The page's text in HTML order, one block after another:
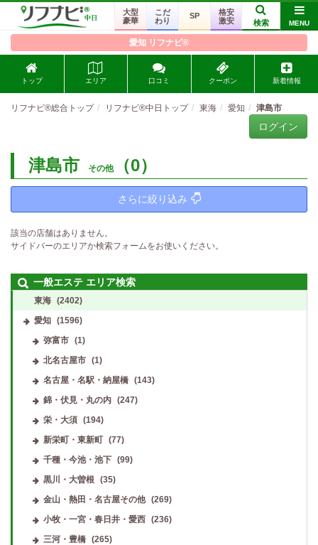
大型
豪華
こだ
わり
SP
格安
激安
検索 MENU
愛知 リフナビ®
トップ エリア 口コミ クーポン 新着情報
リフナビ®総合トップ リフナビ®中日トップ 東海 愛知 津島市
ログイン
津島市 その他（0）
さらに絞り込み
該当の店舗はありません。
サイドバーのエリアか検索フォームをお使いください。
一般エステ エリア検索
東海 (2402)
愛知 (1596)
弥富市
(1)
北名古屋市
(1)
名古屋・名駅・納屋橋
(143)
錦・伏見・丸の内
(247)
栄・大須
(194)
新栄町・東新町
(77)
千種・今池・池下
(99)
黒川・大曽根
(35)
金山・熱田・名古屋その他
(269)
小牧・一宮・春日井・愛西
(236)
三河・豊橋
(265)